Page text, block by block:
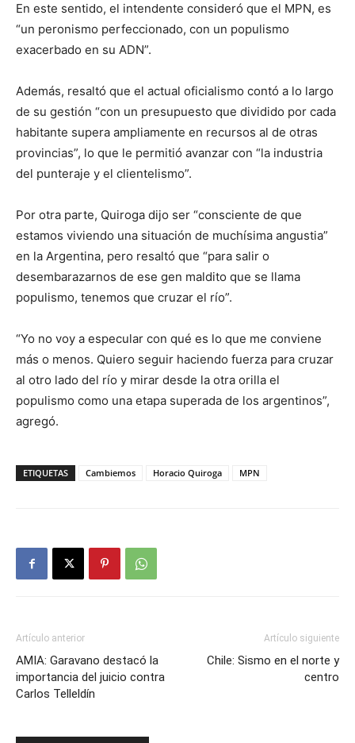
En este sentido, el intendente consideró que el MPN, es
“un peronismo perfeccionado, con un populismo
exacerbado en su ADN”.
Además, resaltó que el actual oficialismo contó a lo largo
de su gestión “con un presupuesto que dividido por cada
habitante supera ampliamente en recursos al de otras
provincias”, lo que le permitió avanzar con “la industria
del punteraje y el clientelismo”.
Por otra parte, Quiroga dijo ser “consciente de que
estamos viviendo una situación de muchísima angustia”
en la Argentina, pero resaltó que “para salir o
desembarazarnos de ese gen maldito que se llama
populismo, tenemos que cruzar el río”.
“Yo no voy a especular con qué es lo que me conviene
más o menos. Quiero seguir haciendo fuerza para cruzar
al otro lado del río y mirar desde la otra orilla el
populismo como una etapa superada de los argentinos”,
agregó.
ETIQUETAS Cambiemos Horacio Quiroga MPN
Artículo anterior
AMIA: Garavano destacó la
importancia del juicio contra
Carlos Telleldín
Artículo siguiente
Chile: Sismo en el norte y
centro